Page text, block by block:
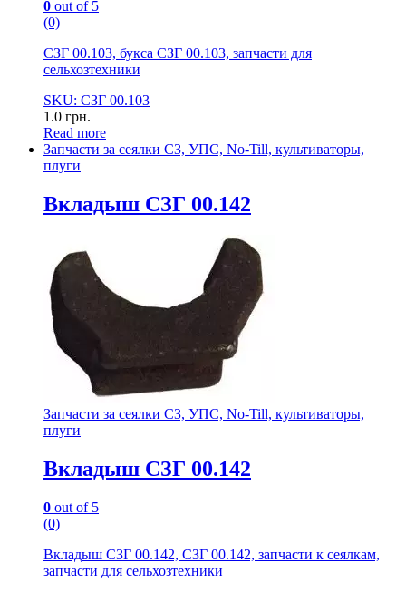
0 out of 5
(0)
СЗГ 00.103, букса СЗГ 00.103, запчасти для
сельхозтехники
SKU: СЗГ 00.103
1.0 грн.
Read more
Запчасти за сеялки СЗ, УПС, No-Till, культиваторы,
плуги
Вкладыш СЗГ 00.142
Запчасти за сеялки СЗ, УПС, No-Till, культиваторы,
плуги
Вкладыш СЗГ 00.142
0 out of 5
(0)
Вкладыш СЗГ 00.142, СЗГ 00.142, запчасти к сеялкам,
запчасти для сельхозтехники